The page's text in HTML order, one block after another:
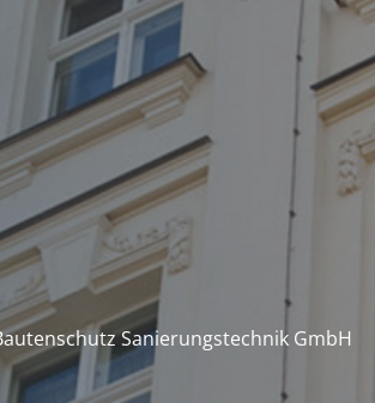
Sanierungstechnik GmbH